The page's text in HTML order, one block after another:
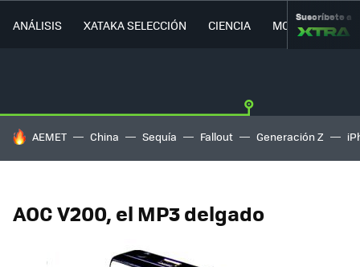
ANÁLISIS XATAKA SELECCIÓN CIENCIA MOVILIDAD
Suscríbete a
HOY SE HABLA DE
AEMET China Sequía Fallout Generación Z
AOC V200, el MP3 delgado